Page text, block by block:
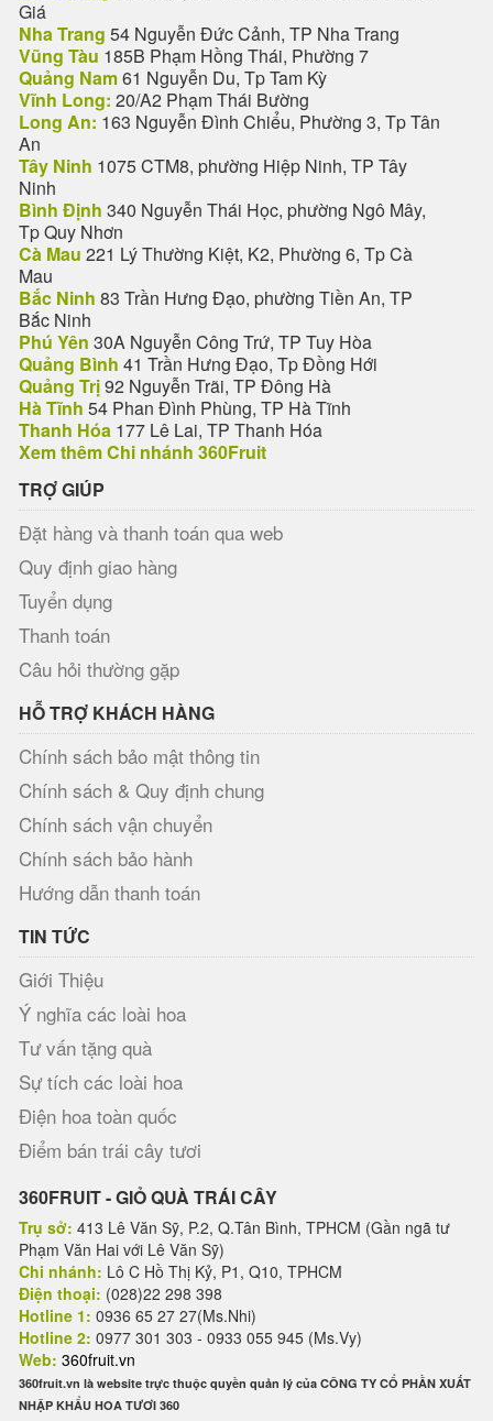
Giá
Nha Trang 54 Nguyễn Đức Cảnh, TP Nha Trang
Vũng Tàu 185B Phạm Hồng Thái, Phường 7
Quảng Nam61 Nguyễn Du, Tp Tam Kỳ
Vĩnh Long: 20/A2 Phạm Thái Bường
Long An: 163 Nguyễn Đình Chiểu, Phường 3, Tp Tân
An
Tây Ninh 1075 CTM8, phường Hiệp Ninh, TP Tây
Ninh
Bình Định 340 Nguyễn Thái Học, phường Ngô Mây,
Tp Quy Nhơn
Cà Mau 221 Lý Thường Kiệt, K2, Phường 6, Tp Cà
Mau
Bắc Ninh 83 Trần Hưng Đạo, phường Tiền An, TP
Bắc Ninh
Phú Yên 30A Nguyễn Công Trứ, TP Tuy Hòa
Quảng Bình 41 Trần Hưng Đạo, Tp Đồng Hới
Quảng Trị92 Nguyễn Trãi, TP Đông Hà
Hà Tĩnh 54 Phan Đình Phùng, TP Hà Tĩnh
Thanh Hóa 177 Lê Lai, TP Thanh Hóa
Xem thêm Chi nhánh 360Fruit
TRỢ GIÚP
Đặt hàng và thanh toán qua web
Quy định giao hàng
Tuyển dụng
Thanh toán
Câu hỏi thường gặp
HỖ TRỢ KHÁCH HÀNG
Chính sách bảo mật thông tin
Chính sách & Quy định chung
Chính sách vận chuyển
Chính sách bảo hành
Hướng dẫn thanh toán
TIN TỨC
Giới Thiệu
Ý nghĩa các loài hoa
Tư vấn tặng quà
Sự tích các loài hoa
Điện hoa toàn quốc
Điểm bán trái cây tươi
360FRUIT - GIỎ QUÀ TRÁI CÂY
Trụ sở: 413 Lê Văn Sỹ, P.2, Q.Tân Bình, TPHCM (Gần ngã tư
Phạm Văn Hai với Lê Văn Sỹ)
Chi nhánh: Lô C Hồ Thị Kỷ, P1, Q10, TPHCM
Điện thoại: (028)22 298 398
Hotline 1: 0936 65 27 27(Ms.Nhi)
Hotline 2: 0977 301 303 - 0933 055 945 (Ms.Vy)
Web: 360fruit.vn
360fruit.vn là website trực thuộc quyền quản lý của CÔNG TY CỔ PHẦN XUẤT
NHẬP KHẨU HOA TƯƠI 360